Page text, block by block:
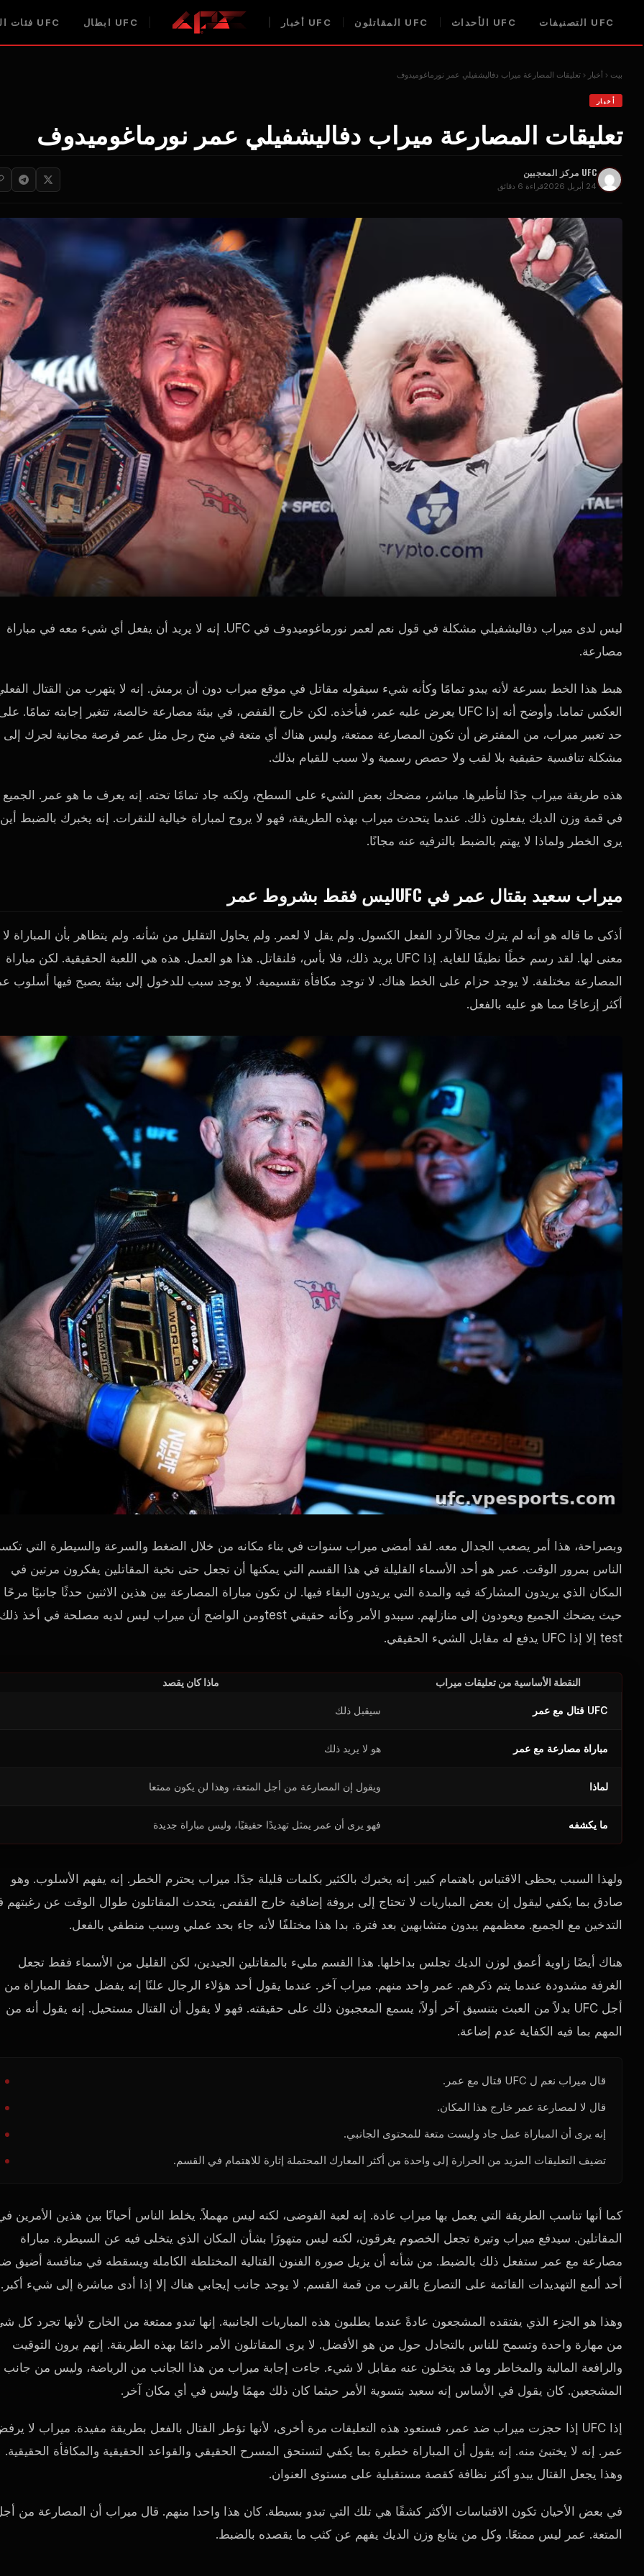
UFC التصنيفات UFC الأحداث UFC المقاتلون UFC أخبار UFC ابطال UFC فئات
بيت أخبار تعليقات المصارعة ميراب دفاليشفيلي عمر نورماغوميدوف
أخبار
تعليقات المصارعة ميراب دفاليشفيلي عمر نورماغوميدوف
UFC مركز المعجبين
24 أبريل 2026 قراءة 6 دقائق
ليس لدى ميراب دفاليشفيلي مشكلة في قول نعم لعمر نورماغوميدوف في UFC. إنه لا يريد أن يفعل أي شيء معه في مباراة
مصارعة.
هبط هذا الخط بسرعة لأنه يبدو تمامًا وكأنه شيء سيقوله مقاتل في موقع ميراب دون أن يرمش. إنه لا يتهرب من القتال
العكس تماما. وأوضح أنه إذا UFC يعرض عليه عمر، فيأخذه. لكن خارج القفص، في بيئة مصارعة خالصة، تتغير إجابته تمامًا.
حد تعبير ميراب، من المفترض أن تكون المصارعة ممتعة، وليس هناك أي متعة في منح رجل مثل عمر فرصة مجانية لجرك إلى
مشكلة تنافسية حقيقية بلا لقب ولا حصص رسمية ولا سبب للقيام بذلك.
هذه طريقة ميراب جدًا لتأطيرها. مباشر، مضحك بعض الشيء على السطح، ولكنه جاد تمامًا تحته. إنه يعرف ما هو عمر. الجميع
في قمة وزن الديك يفعلون ذلك. عندما يتحدث ميراب بهذه الطريقة، فهو لا يروج لمباراة خيالية للنقرات. إنه يخبرك بالضبط أين
يرى الخطر ولماذا لا يهتم بالضبط بالترفيه عنه مجانًا.
ميراب سعيد بقتال عمر في UFCليس فقط بشروط عمر
أذكى ما قاله هو أنه لم يترك مجالاً لرد الفعل الكسول. ولم يقل لا لعمر. ولم يحاول التقليل من شأنه. ولم يتظاهر بأن المباراة لا
معنى لها. لقد رسم خطًا نظيفًا للغاية. إذا UFC يريد ذلك، فلا بأس، فلنقاتل. هذا هو العمل. هذه هي اللعبة الحقيقية. لكن مباراة
المصارعة مختلفة. لا يوجد حزام على الخط هناك. لا توجد مكافأة تقسيمية. لا يوجد سبب للدخول إلى بيئة يصبح فيها أسلوب
أكثر إزعاجًا مما هو عليه بالفعل.
وبصراحة، هذا أمر يصعب الجدال معه. لقد أمضى ميراب سنوات في بناء مكانه من خلال الضغط والسرعة والسيطرة التي
الناس بمرور الوقت. عمر هو أحد الأسماء القليلة في هذا القسم التي يمكنها أن تجعل حتى نخبة المقاتلين يفكرون مرتين في
المكان الذي يريدون المشاركة فيه والمدة التي يريدون البقاء فيها. لن تكون مباراة المصارعة بين هذين الاثنين حدثًا جانبيًا مرحًا
حيث يضحك الجميع ويعودون إلى منازلهم. سيبدو الأمر وكأنه حقيقي testومن الواضح أن ميراب ليس لديه مصلحة في أخذ ذلك
test إلا إذا UFC يدفع له مقابل الشيء الحقيقي.
النقطة الأساسية من تعليقات ميراب ماذا كان يقصد
UFC قتال مع عمر سيقبل ذلك
مباراة مصارعة مع عمر هو لا يريد ذلك
لماذا ويقول إن المصارعة من أجل المتعة، وهذا لن يكون ممتعا
ما يكشفه فهو يرى أن عمر يمثل تهديدًا حقيقيًا، وليس مباراة جديدة
ولهذا السبب يحظى الاقتباس باهتمام كبير. إنه يخبرك بالكثير بكلمات قليلة جدًا. ميراب يحترم الخطر. إنه يفهم الأسلوب. وهو
صادق بما يكفي ليقول إن بعض المباريات لا تحتاج إلى بروفة إضافية خارج القفص. يتحدث المقاتلون طوال الوقت عن رغبتهم
التدخين مع الجميع. معظمهم يبدون متشابهين بعد فترة. بدا هذا مختلفًا لأنه جاء بحد عملي وسبب منطقي بالفعل.
هناك أيضًا زاوية أعمق لوزن الديك تجلس بداخلها. هذا القسم مليء بالمقاتلين الجيدين، لكن القليل من الأسماء فقط تجعل
الغرفة مشدودة عندما يتم ذكرهم. عمر واحد منهم. ميراب آخر. عندما يقول أحد هؤلاء الرجال علنًا إنه يفضل حفظ المباراة من
أجل UFC بدلاً من العبث بتنسيق آخر أولاً، يسمع المعجبون ذلك على حقيقته. فهو لا يقول أن القتال مستحيل. إنه يقول أنه من
المهم بما فيه الكفاية عدم إضاعة.
قال ميراب نعم ل UFC قتال مع عمر.
قال لا لمصارعة عمر خارج هذا المكان.
إنه يرى أن المباراة عمل جاد وليست متعة للمحتوى الجانبي.
تضيف التعليقات المزيد من الحرارة إلى واحدة من أكثر المعارك المحتملة إثارة للاهتمام في القسم.
كما أنها تناسب الطريقة التي يعمل بها ميراب عادة. إنه لعبة الفوضى، لكنه ليس مهملاً. يخلط الناس أحيانًا بين هذين الأمرين
المقاتلين. سيدفع ميراب وتيرة تجعل الخصوم يغرقون، لكنه ليس متهورًا بشأن المكان الذي يتخلى فيه عن السيطرة. مباراة
مصارعة مع عمر ستفعل ذلك بالضبط. من شأنه أن يزيل صورة الفنون القتالية المختلطة الكاملة ويسقطه في منافسة أضيق
أحد ألمع التهديدات القائمة على التصارع بالقرب من قمة القسم. لا يوجد جانب إيجابي هناك إلا إذا أدى مباشرة إلى شيء أكبر.
وهذا هو الجزء الذي يفتقده المشجعون عادةً عندما يطلبون هذه المباريات الجانبية. إنها تبدو ممتعة من الخارج لأنها تجرد كل
من مهارة واحدة وتسمح للناس بالتجادل حول من هو الأفضل. لا يرى المقاتلون الأمر دائمًا بهذه الطريقة. إنهم يرون التوقيت
والرافعة المالية والمخاطر وما قد يتخلون عنه مقابل لا شيء. جاءت إجابة ميراب من هذا الجانب من الرياضة، وليس من جانب
المشجعين. كان يقول في الأساس إنه سعيد بتسوية الأمر حيثما كان ذلك مهمًا وليس في أي مكان آخر.
إذا UFC إذا حجزت ميراب ضد عمر، فستعود هذه التعليقات مرة أخرى، لأنها تؤطر القتال بالفعل بطريقة مفيدة. ميراب لا
عمر. إنه لا يختبئ منه. إنه يقول أن المباراة خطيرة بما يكفي لتستحق المسرح الحقيقي والقواعد الحقيقية والمكافأة الحقيقية.
وهذا يجعل القتال يبدو أكثر نظافة كقصة مستقبلية على مستوى العنوان.
في بعض الأحيان تكون الاقتباسات الأكثر كشفًا هي تلك التي تبدو بسيطة. كان هذا واحدا منهم. قال ميراب أن المصارعة من
المتعة. عمر ليس ممتعًا. وكل من يتابع وزن الديك يفهم عن كثب ما يقصده بالضبط.